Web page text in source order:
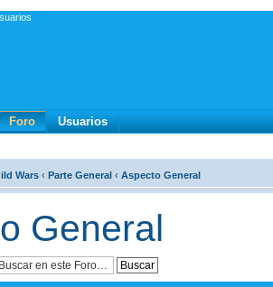
Foro Usuarios
Wars ‹ Parte General ‹ Aspecto General
General